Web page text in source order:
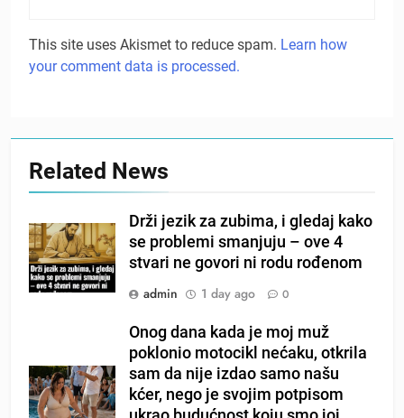
This site uses Akismet to reduce spam. Learn how
your comment data is processed.
Related News
Drži jezik za zubima, i gledaj kako
se problemi smanjuju – ove 4
stvari ne govori ni rodu rođenom
admin
1 day ago 0
Onog dana kada je moj muž
poklonio motocikl nećaku, otkrila
sam da nije izdao samo našu
kćer, nego je svojim potpisom